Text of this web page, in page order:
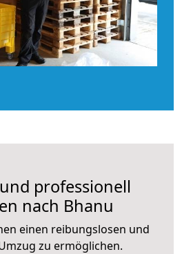
professionell
nach Bhanu
einen reibungslosen und
zu ermöglichen.